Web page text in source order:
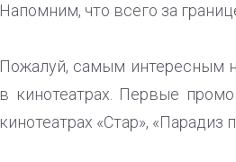
Напомним, что всего за
Пожалуй, самым интересным
в кинотеатрах. Первые
кинотеатрах «Стар»,